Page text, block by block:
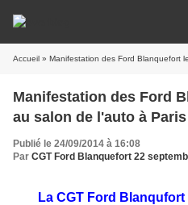
Accueil » Manifestation des Ford Blanquefort
Manifestation des Ford
au salon de l'auto à Paris
Publié le 24/09/2014 à 16:08
Par CGT Ford Blanquefort 22
La CGT Ford